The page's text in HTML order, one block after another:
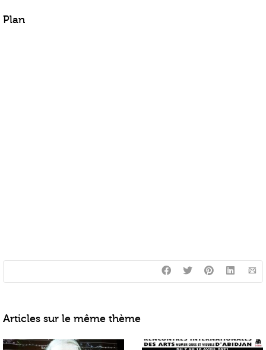
Plan
Articles sur le même thème